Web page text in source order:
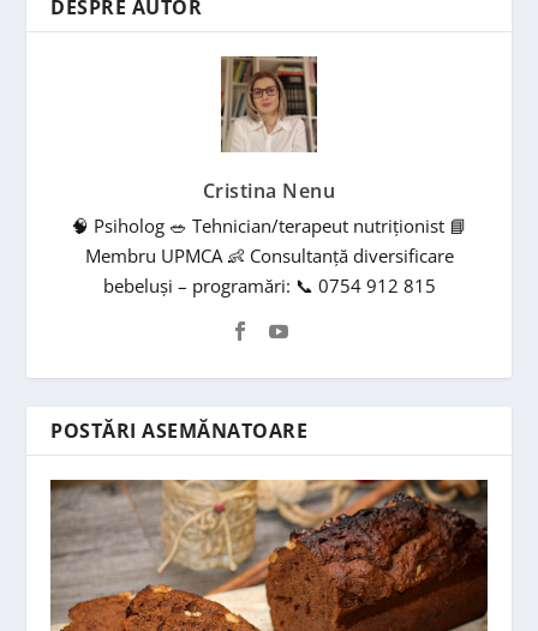
DESPRE AUTOR
Cristina Nenu
🧠 Psiholog 🥗 Tehnician/terapeut nutriționist 📘
Membru UPMCA 👶 Consultanță diversificare
bebeluși – programări: 📞 0754 912 815
POSTĂRI ASEMĂNATOARE